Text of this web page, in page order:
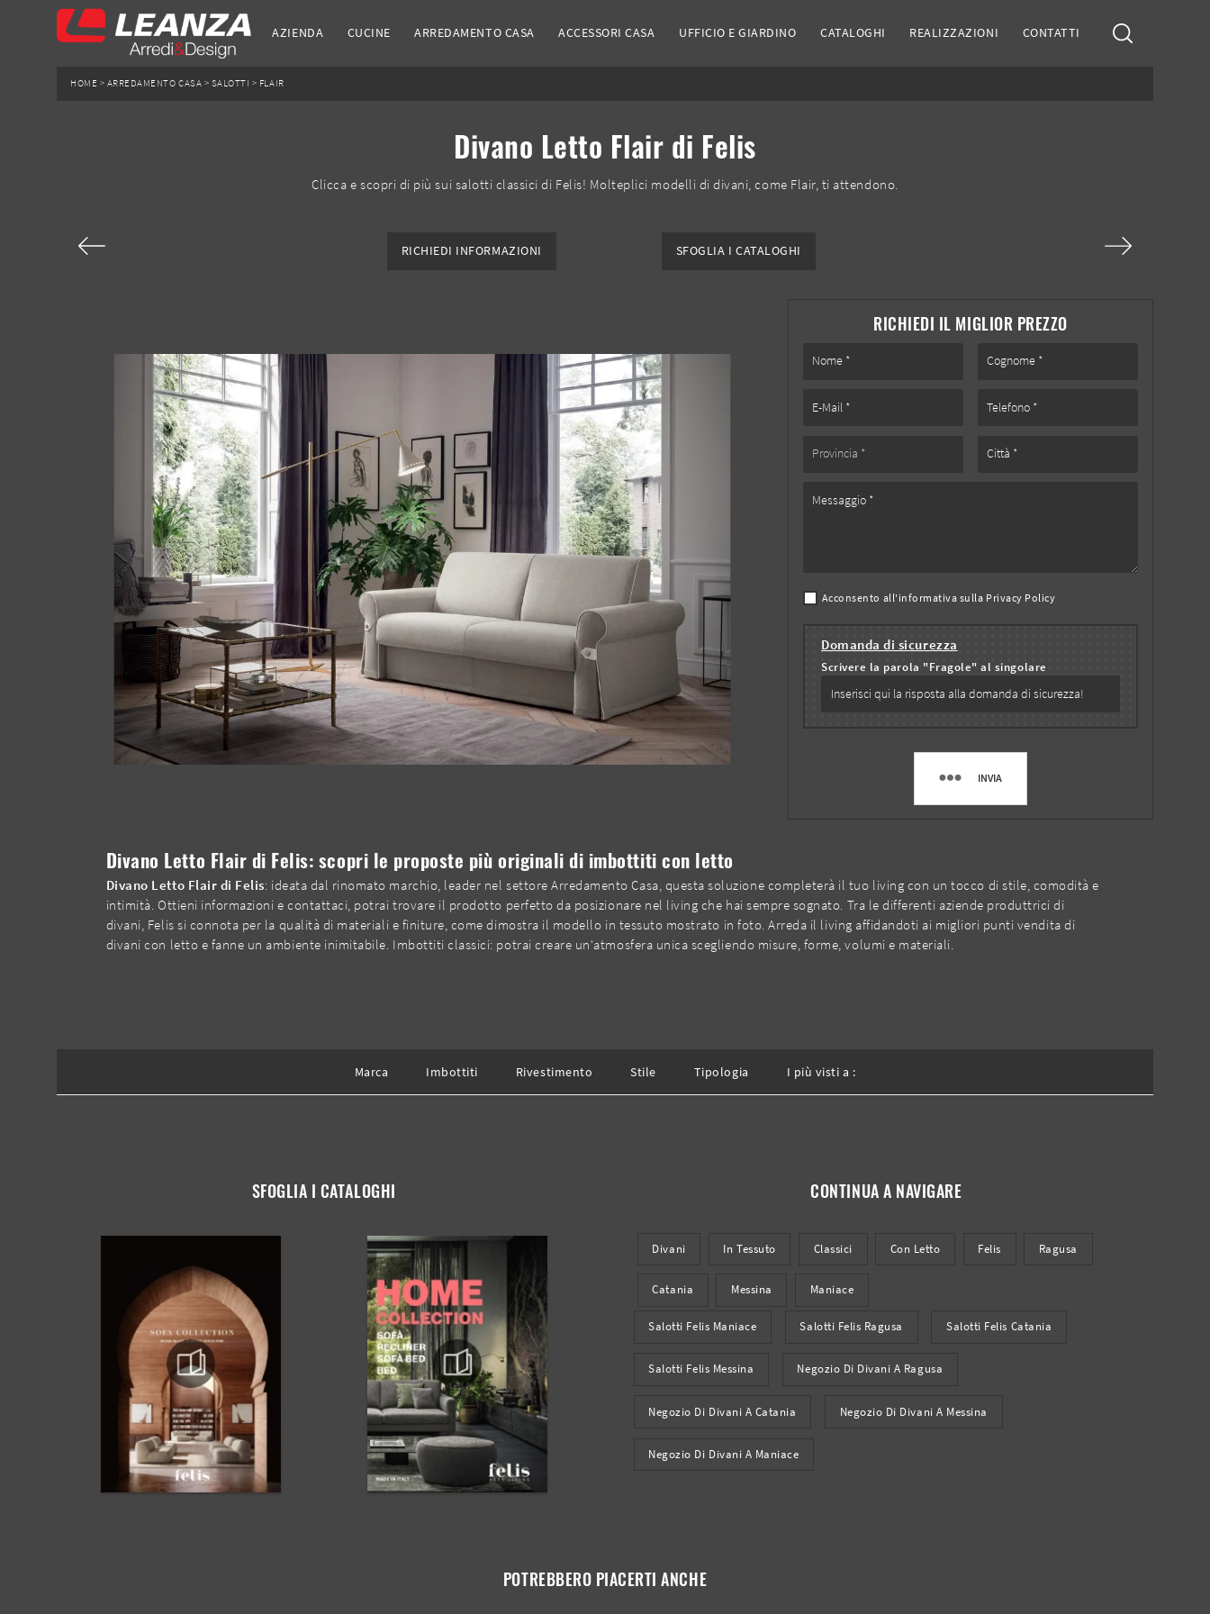
AZIENDA CUCINE ARREDAMENTO CASA ACCESSORI CASA UFFICIO E GIARDINO CATALOGHI REALIZZAZIONI CONTATTI
HOME > ARREDAMENTO CASA > SALOTTI > FLAIR
Divano Letto Flair di Felis
Clicca e scopri di più sui salotti classici di Felis! Molteplici modelli di divani, come Flair, ti attendono.
RICHIEDI INFORMAZIONI SFOGLIA I CATALOGHI
RICHIEDI IL MIGLIOR PREZZO
Acconsento all'informativa sulla Privacy Policy
Domanda di sicurezza
Scrivere la parola "Fragole" al singolare
INVIA
Divano Letto Flair di Felis: scopri le proposte più originali di imbottiti con letto
Divano Letto Flair di Felis: ideata dal rinomato marchio, leader nel settore Arredamento Casa, questa soluzione completerà il tuo living con un tocco di stile, comodità e
intimità. Ottieni informazioni e contattaci, potrai trovare il prodotto perfetto da posizionare nel living che hai sempre sognato. Tra le differenti aziende produttrici di
divani, Felis si connota per la qualità di materiali e finiture, come dimostra il modello in tessuto mostrato in foto. Arreda il living affidandoti ai migliori punti vendita di
divani con letto e fanne un ambiente inimitabile. Imbottiti classici: potrai creare un'atmosfera unica scegliendo misure, forme, volumi e materiali.
Marca Imbottiti Rivestimento Stile Tipologia I più visti a :
SFOGLIA I CATALOGHI CONTINUA A NAVIGARE
Divani In Tessuto Classici Con Letto Felis Ragusa
Catania Messina Maniace
Salotti Felis Maniace Salotti Felis Ragusa Salotti Felis Catania
Salotti Felis Messina Negozio Di Divani A Ragusa
Negozio Di Divani A Catania Negozio Di Divani A Messina
Negozio Di Divani A Maniace
POTREBBERO PIACERTI ANCHE